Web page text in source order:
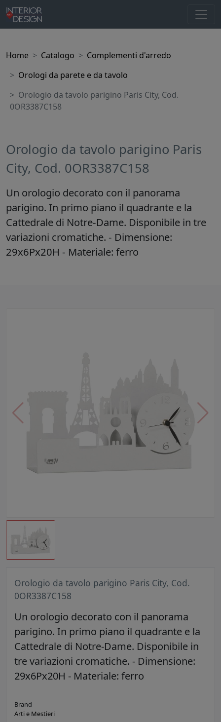
Home Catalogo
Complementi d'arredo
Orologi da parete e da tavolo
Orologio da tavolo parigino Paris City, Cod.
0OR3387C158
Orologio da tavolo parigino Paris
City, Cod. 0OR3387C158
Un orologio decorato con il panorama
parigino. In primo piano il quadrante e la
Cattedrale di Notre-Dame. Disponibile in tre
variazioni cromatiche. - Dimensione:
29x6Px20H - Materiale: ferro
Orologio da tavolo parigino Paris City, Cod.
0OR3387C158
Un orologio decorato con il panorama
parigino. In primo piano il quadrante e la
Cattedrale di Notre-Dame. Disponibile in
tre variazioni cromatiche. - Dimensione:
29x6Px20H - Materiale: ferro
Brand
Arti e Mestieri